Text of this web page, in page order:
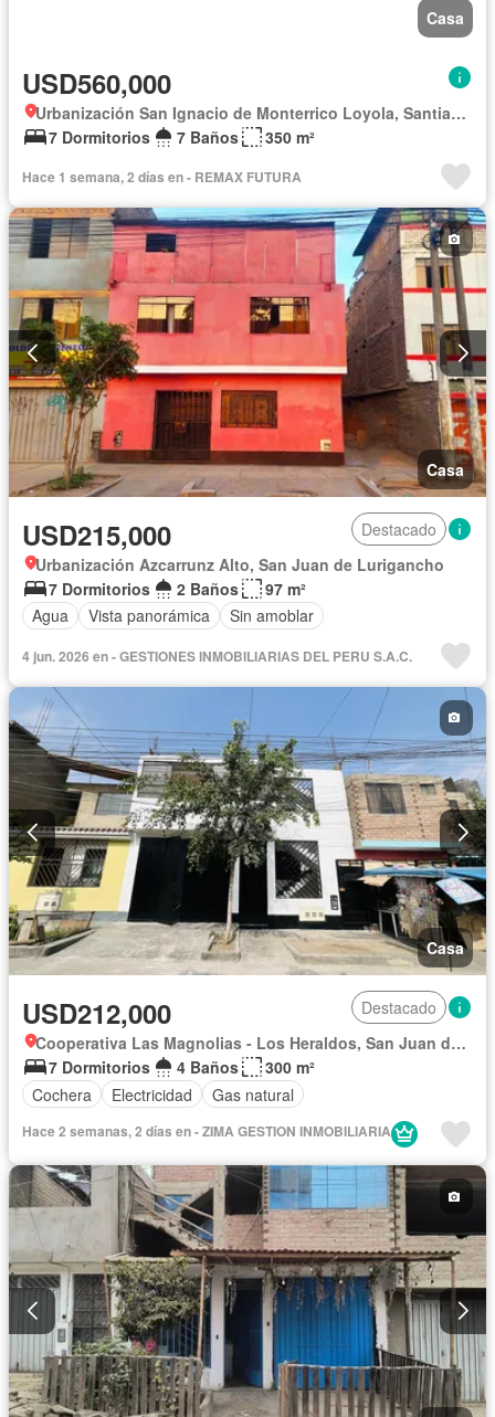
Casa
USD560,000
Urbanización San Ignacio de Monterrico Loyola, Santiago de Surco
7 Dormitorios
7 Baños 350 m²
Hace 1 semana, 2 días en - REMAX FUTURA
Casa
USD215,000
Destacado
Urbanización Azcarrunz Alto, San Juan de Lurigancho
7 Dormitorios
2 Baños
97 m²
Agua
Vista panorámica Sin amoblar
4 jun. 2026 en - GESTIONES INMOBILIARIAS DEL PERU S.A.C.
Casa
USD212,000
Destacado
Cooperativa Las Magnolias - Los Heraldos, San Juan de Lurigancho
7 Dormitorios
4 Baños
300 m²
Cochera
Electricidad Gas natural
Hace 2 semanas, 2 días en - ZIMA GESTION INMOBILIARIA